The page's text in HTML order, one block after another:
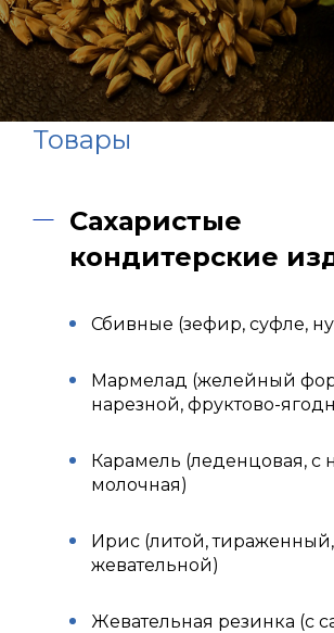
Товары
Сахаристые
кондитерские
Сбивные (зефир, суфле,
Мармелад (желейный
нарезной, фруктово-
Карамель (леденцовая, с
молочная)
Ирис (литой, тираженный,
жевательной)
Жевательная резинка (с